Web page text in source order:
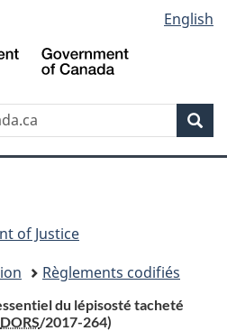
au
contenu
propos
de
la
HTML
simplifiée
English
of Justice
Règlements codifiés
du lépisosté tacheté
DORS/2017-264)